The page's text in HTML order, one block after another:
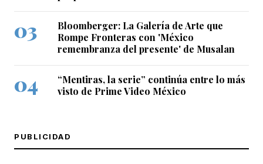
Bloomberger: La Galería de Arte que
Rompe Fronteras con 'México
remembranza del presente' de Musalan
“Mentiras, la serie” continúa entre lo más
visto de Prime Video México
PUBLICIDAD